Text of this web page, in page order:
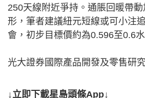
250天線附近爭持。通脹回暖帶
形，筆者建議紐元短線或可小注
會，初步目標價約為0.596至0.6水
光大證券國際產品開發及零售研
↓立即下載星島頭條App↓